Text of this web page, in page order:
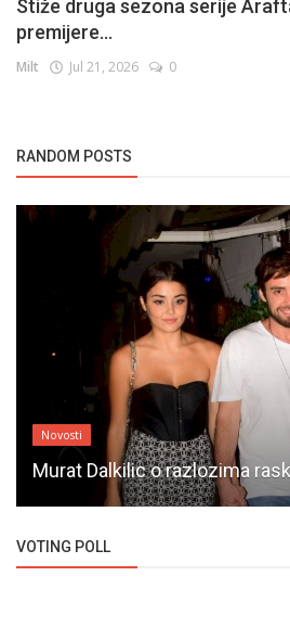
Stiže druga sezona serije
premijere...
Milt Jul 21, 2026 0
RANDOM POSTS
Novosti
Murat Dalkilic o razlozima
VOTING POLL